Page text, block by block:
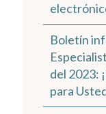
Boletín
del 2023:
para